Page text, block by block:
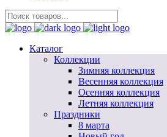
Каталог
Коллекции
Зимняя коллекция
Весенняя коллекция
Осенняя коллекция
Летняя коллекция
Праздники
8 марта